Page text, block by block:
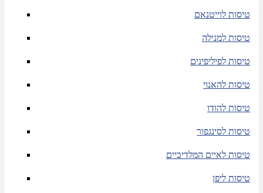
טיסות לוייטנאם
טיסות למנילה
טיסות לפיליפינים
טיסות להאנוי
טיסות להודו
טיסות לסינגפור
טיסות לאיים המלדיביים
טיסות ליפן